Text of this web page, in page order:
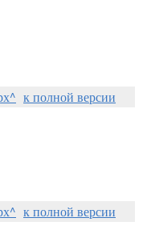
к полной версии
к полной версии